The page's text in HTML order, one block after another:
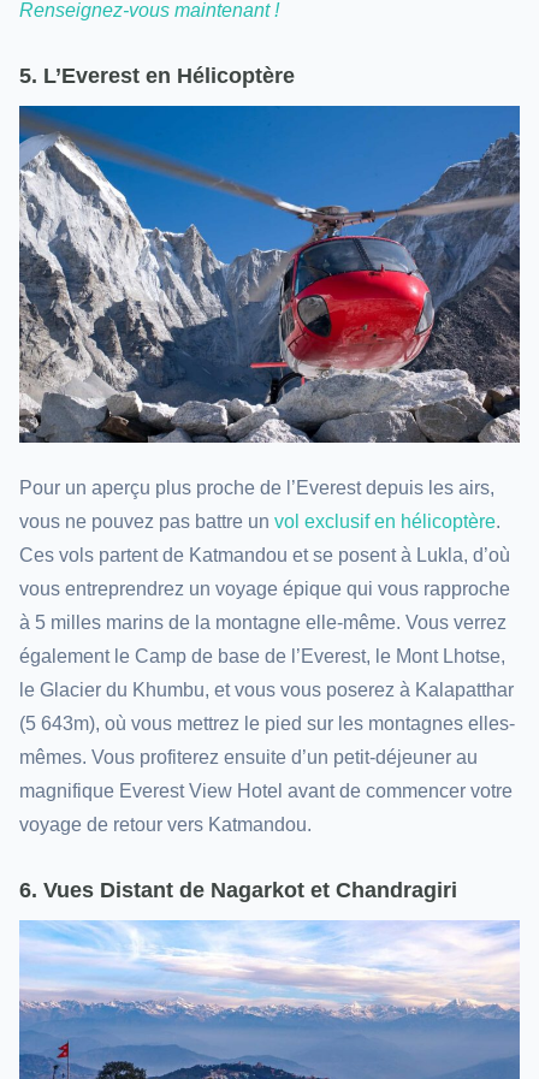
Renseignez-vous maintenant !
5. L’Everest en Hélicoptère
Pour un aperçu plus proche de l’Everest depuis les airs,
vous ne pouvez pas battre un vol exclusif en hélicoptère.
Ces vols partent de Katmandou et se posent à Lukla, d’où
vous entreprendrez un voyage épique qui vous rapproche
à 5 milles marins de la montagne elle-même. Vous verrez
également le Camp de base de l’Everest, le Mont Lhotse,
le Glacier du Khumbu, et vous vous poserez à Kalapatthar
(5 643m), où vous mettrez le pied sur les montagnes elles-
mêmes. Vous profiterez ensuite d’un petit-déjeuner au
magnifique Everest View Hotel avant de commencer votre
voyage de retour vers Katmandou.
6. Vues Distant de Nagarkot et Chandragiri